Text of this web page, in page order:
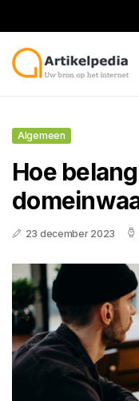
Algemeen
Hoe
23 december 2023